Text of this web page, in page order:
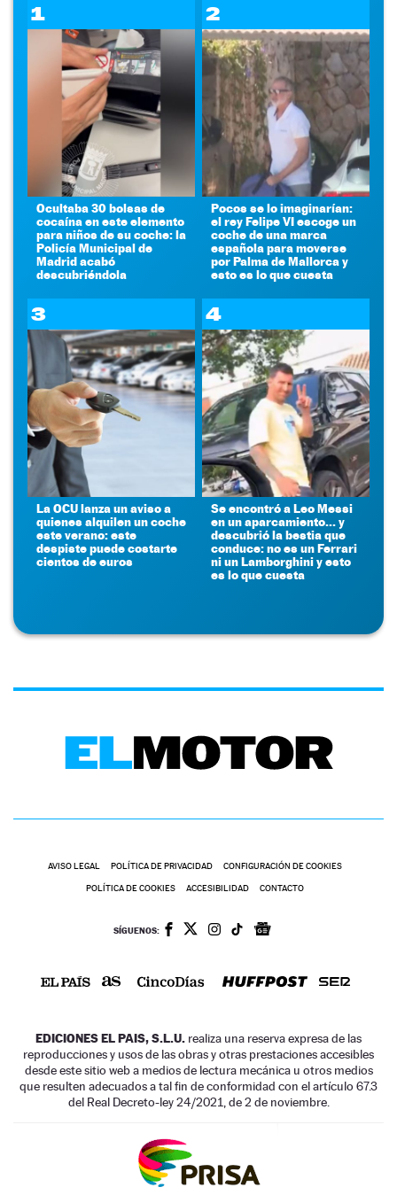
1
Ocultaba 30 bolsas de
cocaína en este elemento
para niños de su coche: la
Policía Municipal de
Madrid acabó
descubriéndola
2
Pocos se lo imaginarían:
el rey Felipe VI escoge un
coche de una marca
española para moverse
por Palma de Mallorca y
esto es lo que cuesta
3
La OCU lanza un aviso a
quienes alquilen un coche
este verano: este
despiste puede costarte
cientos de euros
4
Se encontró a Leo Messi
en un aparcamiento... y
descubrió la bestia que
conduce: no es un Ferrari
ni un Lamborghini y esto
es lo que cuesta
AVISO LEGAL POLÍTICA DE PRIVACIDAD CONFIGURACIÓN DE COOKIES
POLÍTICA DE COOKIES ACCESIBILIDAD CONTACTO
SÍGUENOS:
EDICIONES EL PAIS, S.L.U. realiza una reserva expresa de las
reproducciones y usos de las obras y otras prestaciones accesibles
desde este sitio web a medios de lectura mecánica u otros medios
que resulten adecuados a tal fin de conformidad con el artículo 67.3
del Real Decreto-ley 24/2021, de 2 de noviembre.